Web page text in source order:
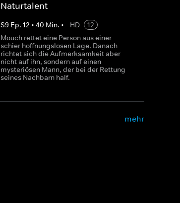
Naturtalent
S9 Ep. 12 • 40 Min. • HD
12
Mouch rettet eine Person aus einer
schier hoffnungslosen Lage. Danach
richtet sich die Aufmerksamkeit aber
nicht auf ihn, sondern auf einen
mysteriösen Mann, der bei der Rettung
seines Nachbarn half.
mehr